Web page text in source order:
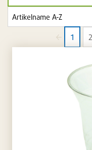
vorherige
Seite
1 2
Artikel
in